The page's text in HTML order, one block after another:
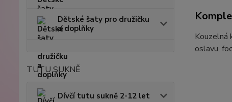
Dětské šaty pro družičku
a doplňky
TUTU SUKNĚ
Dívčí tutu sukně 2-12 let
Kouzelná
oslavu,